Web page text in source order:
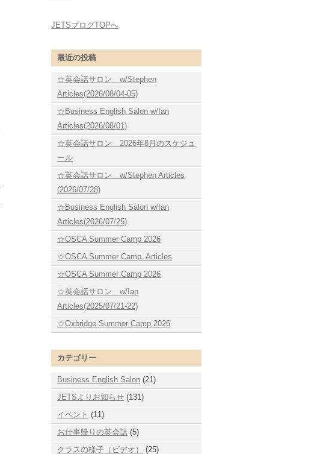
JETSブログTOPへ
最近の投稿
☆英会話サロン w/Stephen
Articles(2026/08/04-05)
☆Business English Salon w/Ian
Articles(2026/08/01)
☆英会話サロン 2026年8月のスケジュ
ール
☆英会話サロン w/Stephen Articles
(2026/07/28)
☆Business English Salon w/Ian
Articles(2026/07/25)
☆OSCA Summer Camp 2026
☆OSCA Summer Camp. Articles
☆OSCA Summer Camp 2026
☆英会話サロン w/Ian
Articles(2025/07/21-22)
☆Oxbridge Summer Camp 2026
カテゴリー
Business English Salon (21)
JETSよりお知らせ (131)
イベント (11)
お仕事帰りの英会話 (5)
クラスの様子（ビデオ）
(25)